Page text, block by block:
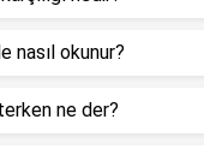
nasıl okunur?
ne der?